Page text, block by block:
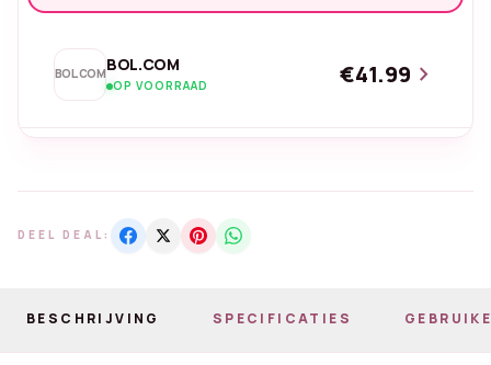
BOL.COMBOL.COM
OP VOORRAAD €41.99 chevron_right
DEEL DEAL:
BESCHRIJVING SPECIFICATIES